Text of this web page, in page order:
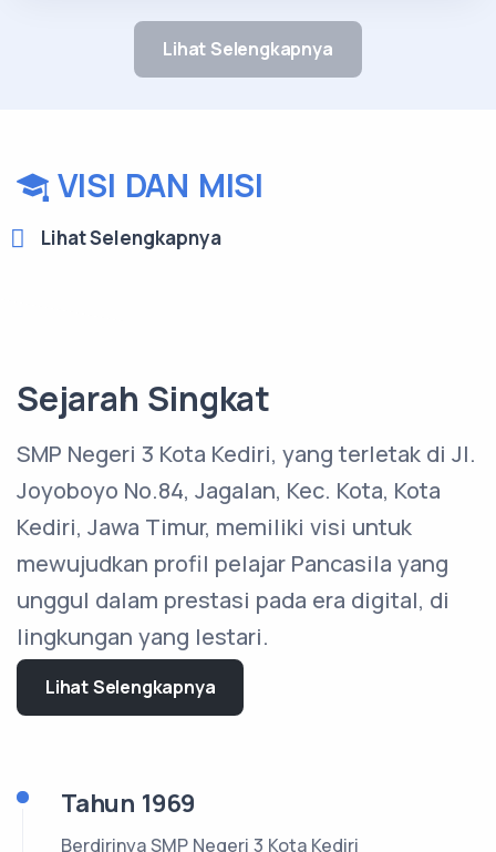
Lihat Selengkapnya
VISI DAN MISI
Lihat Selengkapnya
Sejarah Singkat
SMP Negeri 3 Kota Kediri, yang terletak di Jl.
Joyoboyo No.84, Jagalan, Kec. Kota, Kota
Kediri, Jawa Timur, memiliki visi untuk
mewujudkan profil pelajar Pancasila yang
unggul dalam prestasi pada era digital, di
lingkungan yang lestari.
Lihat Selengkapnya
Tahun 1969
Berdirinya SMP Negeri 3 Kota Kediri